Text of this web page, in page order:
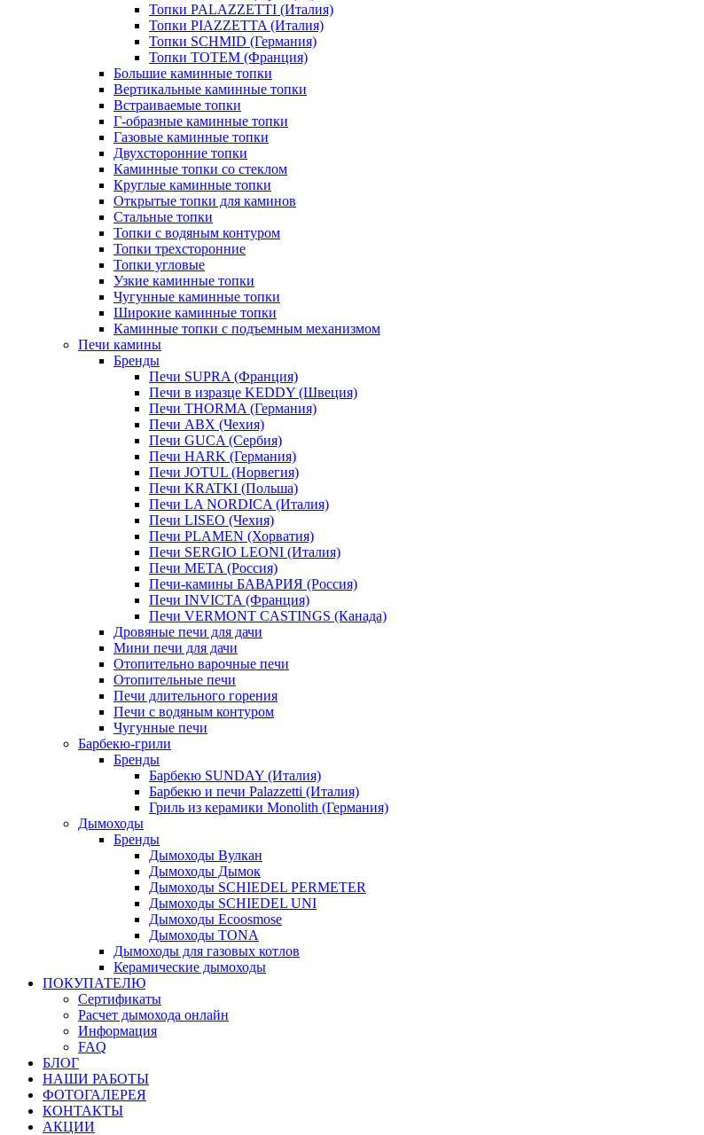
Топки PALAZZETTI (Италия)
Топки PIAZZETTA (Италия)
Топки SCHMID (Германия)
Топки TOTEM (Франция)
Большие каминные топки
Вертикальные каминные топки
Встраиваемые топки
Г-образные каминные топки
Газовые каминные топки
Двухсторонние топки
Каминные топки со стеклом
Круглые каминные топки
Открытые топки для каминов
Стальные топки
Топки с водяным контуром
Топки трехсторонние
Топки угловые
Узкие каминные топки
Чугунные каминные топки
Широкие каминные топки
Каминные топки с подъемным механизмом
Печи камины
Бренды
Печи SUPRA (Франция)
Печи в изразце KEDDY (Швеция)
Печи THORMA (Германия)
Печи ABX (Чехия)
Печи GUCA (Сербия)
Печи HARK (Германия)
Печи JOTUL (Норвегия)
Печи KRATKI (Польша)
Печи LA NORDICA (Италия)
Печи LISEO (Чехия)
Печи PLAMEN (Хорватия)
Печи SERGIO LEONI (Италия)
Печи META (Россия)
Печи-камины БАВАРИЯ (Россия)
Печи INVICTA (Франция)
Печи VERMONT CASTINGS (Канада)
Дровяные печи для дачи
Мини печи для дачи
Отопительно варочные печи
Отопительные печи
Печи длительного горения
Печи с водяным контуром
Чугунные печи
Барбекю-грили
Бренды
Барбекю SUNDAY (Италия)
Барбекю и печи Palazzetti (Италия)
Гриль из керамики Monolith (Германия)
Дымоходы
Бренды
Дымоходы Вулкан
Дымоходы Дымок
Дымоходы SCHIEDEL PERMETER
Дымоходы SCHIEDEL UNI
Дымоходы Ecoosmose
Дымоходы TONA
Дымоходы для газовых котлов
Керамические дымоходы
ПОКУПАТЕЛЮ
Сертификаты
Расчет дымохода онлайн
Информация
FAQ
БЛОГ
НАШИ РАБОТЫ
ФОТОГАЛЕРЕЯ
КОНТАКТЫ
АКЦИИ